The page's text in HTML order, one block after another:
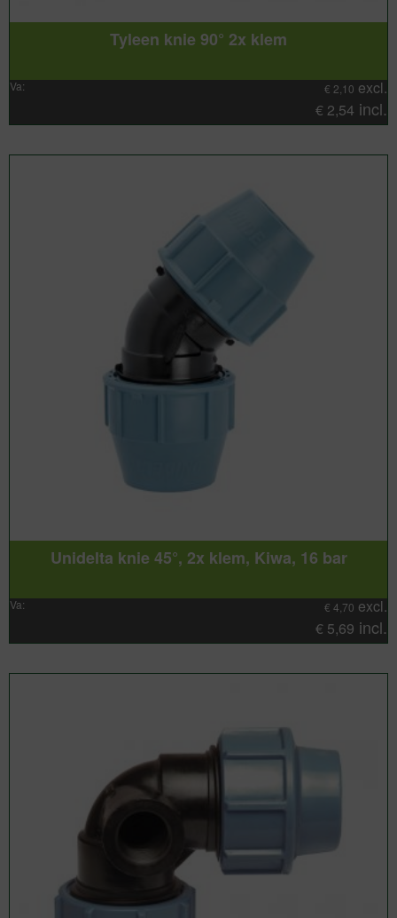
Tyleen knie 90° 2x klem
Va: € 2,10 excl.
€ 2,54 incl.
Unidelta knie 45°, 2x klem, Kiwa, 16 bar
Va: € 4,70 excl.
€ 5,69 incl.